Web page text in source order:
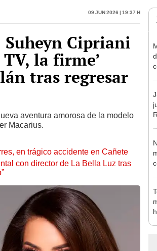
09 Jun 2026 | 19:37 h
Suheyn Cipriani
la firme’
tras regresar
aventura amorosa de la modelo
Macarius.
en trágico accidente en Cañete
con director de La Bella Luz tras